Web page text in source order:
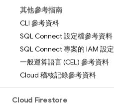
其他參考指南
CLI 參考資料
SQL Connect 設定檔參考資料
SQL Connect 專案的 IAM 設定
一般運算語言 (CEL) 參考資料
Cloud 稽核記錄參考資料
Cloud Firestore